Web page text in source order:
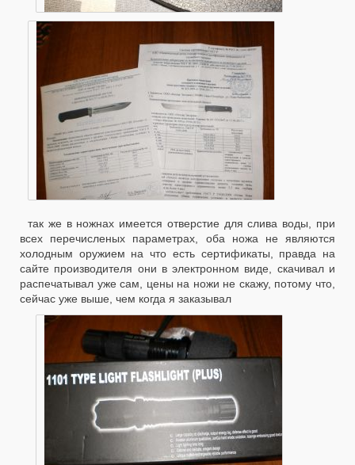
так же в ножнах имеется отверстие для слива воды, при
всех перечисленых параметрах, оба ножа не являются
холодным оружием на что есть сертификаты, правда на
сайте производителя они в электронном виде, скачивал и
распечатывал уже сам, цены на ножи не скажу, потому что,
сейчас уже выше, чем когда я заказывал